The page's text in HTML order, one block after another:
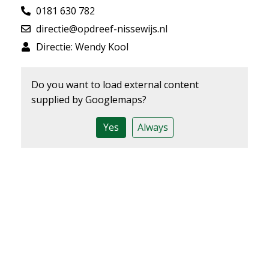
0181 630 782
directie@opdreef-nissewijs.nl
Directie: Wendy Kool
Do you want to load external content
supplied byGooglemaps?
Yes Always